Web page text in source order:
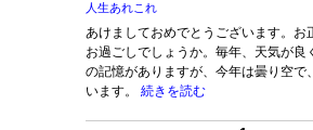
人生あれこれ
あけましておめでとうございます。お
お過ごしでしょうか。毎年、天気が良
の記憶がありますが、今年は曇り空で
います。 続きを読む